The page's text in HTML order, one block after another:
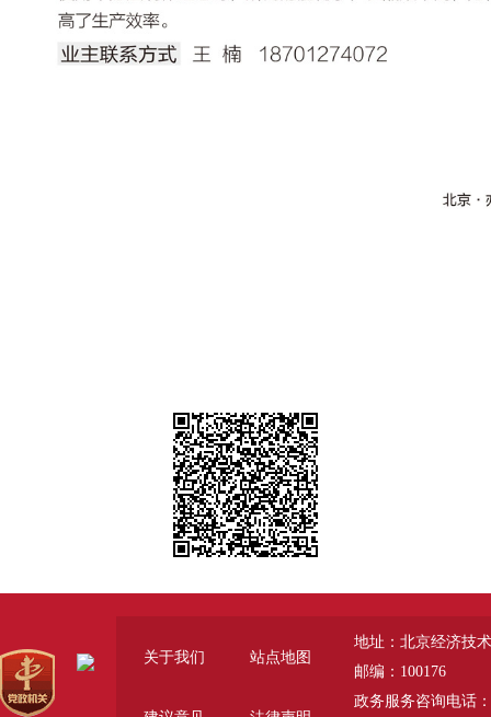
关于我们 站点地图
地址：北京经济技
邮编：100176
政务服务咨询电话